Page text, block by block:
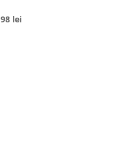
Prețul
98 leiPrețul